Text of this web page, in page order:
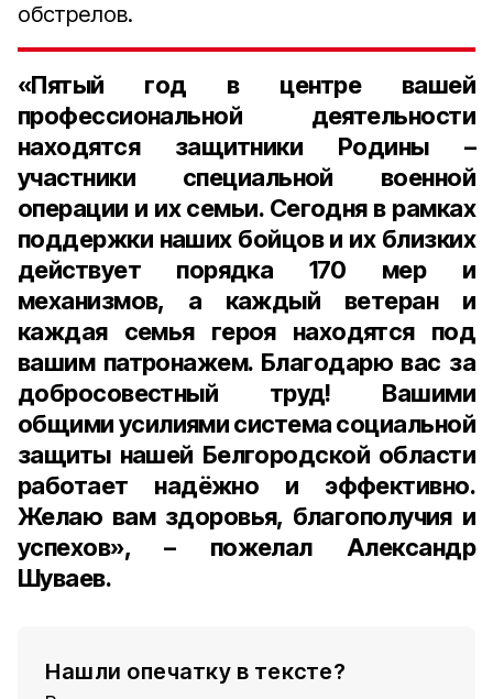
обстрелов.
«Пятый год в центре вашей
профессиональной деятельности
находятся защитники Родины –
участники специальной военной
операции и их семьи. Сегодня в рамках
поддержки наших бойцов и их близких
действует порядка 170 мер и
механизмов, а каждый ветеран и
каждая семья героя находятся под
вашим патронажем. Благодарю вас за
добросовестный труд! Вашими
общими усилиями система социальной
защиты нашей Белгородской области
работает надёжно и эффективно.
Желаю вам здоровья, благополучия и
успехов», – пожелал Александр
Шуваев.
Нашли опечатку в тексте?